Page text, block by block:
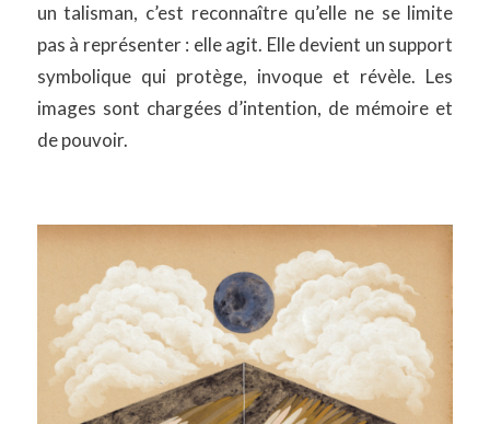
un talisman, c’est reconnaître qu’elle ne se limite
pas à représenter : elle agit. Elle devient un support
symbolique qui protège, invoque et révèle. Les
images sont chargées d’intention, de mémoire et
de pouvoir.